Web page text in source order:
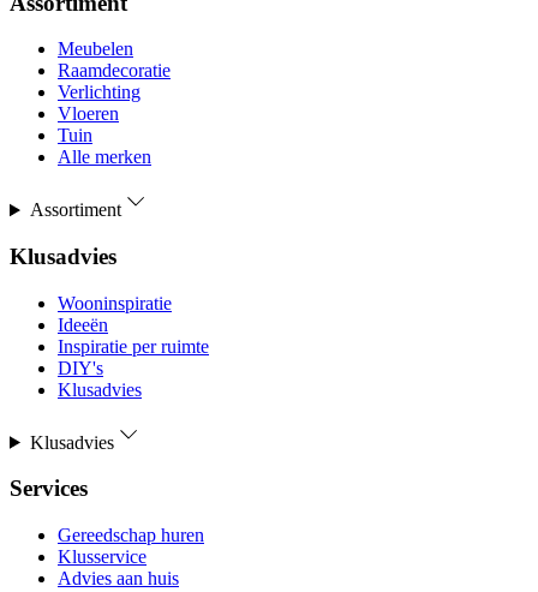
Meubelen
Raamdecoratie
Verlichting
Vloeren
Tuin
Alle merken
Assortiment
Klusadvies
Wooninspiratie
Ideeën
Inspiratie per ruimte
DIY's
Klusadvies
Klusadvies
Services
Gereedschap huren
Klusservice
Advies aan huis